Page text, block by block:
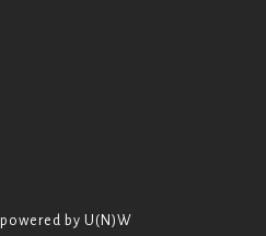
powered by U(N)W